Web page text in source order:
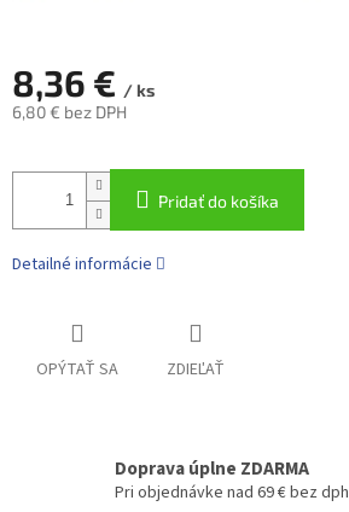
8,36 € / ks
6,80 € bez DPH
cena:
Pridať do košíka
Detailné informácie
OPÝTAŤ SA ZDIEĽAŤ
Doprava úplne ZDARMA
Pri objednávke nad 69 € bez dph